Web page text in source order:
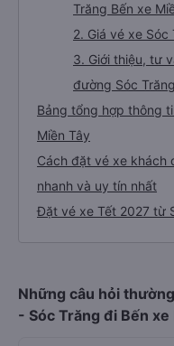
Trăng Bến xe
2. Giá vé xe Sóc
3. Giới thiệu, tư
đường Sóc
Bảng tổng hợp thông
Miền Tây
Cách đặt vé xe khách
nhanh và uy tín nhất
Đặt vé xe Tết 2027 từ
Những câu hỏi
- Sóc Trăng đi Bến xe